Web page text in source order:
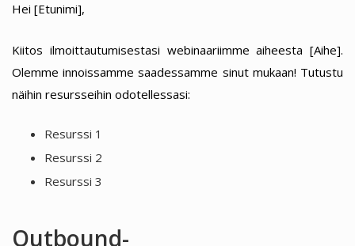
Hei [Etunimi],
Kiitos ilmoittautumisestasi webinaariimme aiheesta [Aihe].
Olemme innoissamme saadessamme sinut mukaan! Tutustu
näihin resursseihin odotellessasi:
Resurssi 1
Resurssi 2
Resurssi 3
Outbound-